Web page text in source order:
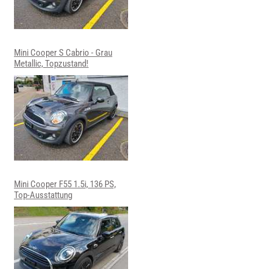
Mini Cooper S Cabrio - Grau
Metallic, Topzustand!
Mini Cooper F55 1.5i, 136 PS,
Top-Ausstattung